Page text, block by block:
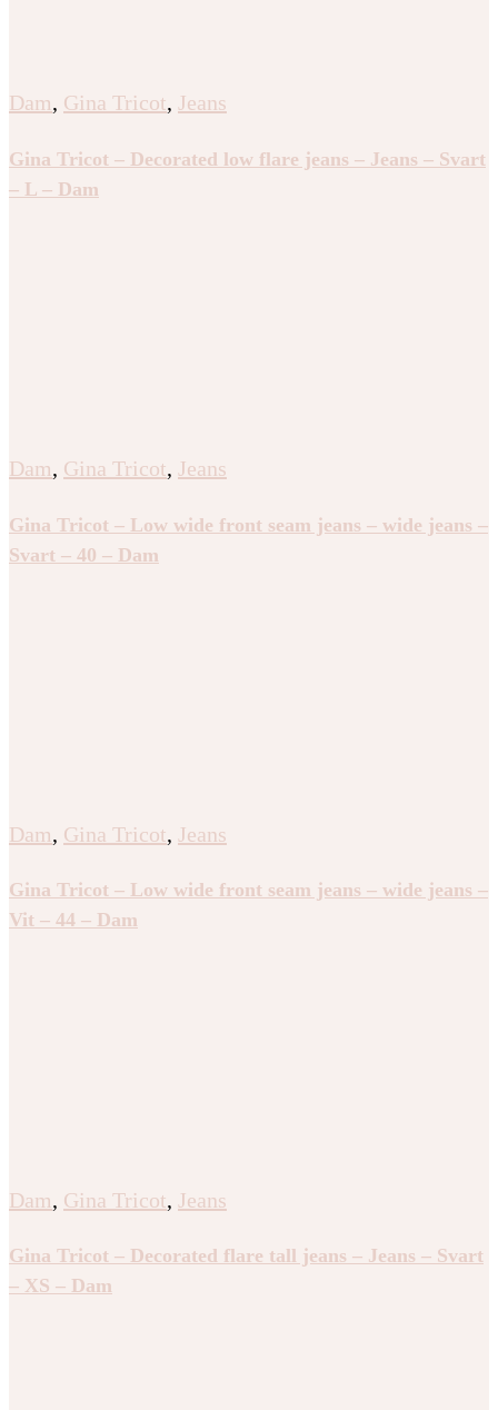
Dam, Gina Tricot, Jeans
Gina Tricot – Decorated low flare jeans – Jeans – Svart
– L – Dam
Dam, Gina Tricot, Jeans
Gina Tricot – Low wide front seam jeans – wide jeans –
Svart – 40 – Dam
Dam, Gina Tricot, Jeans
Gina Tricot – Low wide front seam jeans – wide jeans –
Vit – 44 – Dam
Dam, Gina Tricot, Jeans
Gina Tricot – Decorated flare tall jeans – Jeans – Svart
– XS – Dam